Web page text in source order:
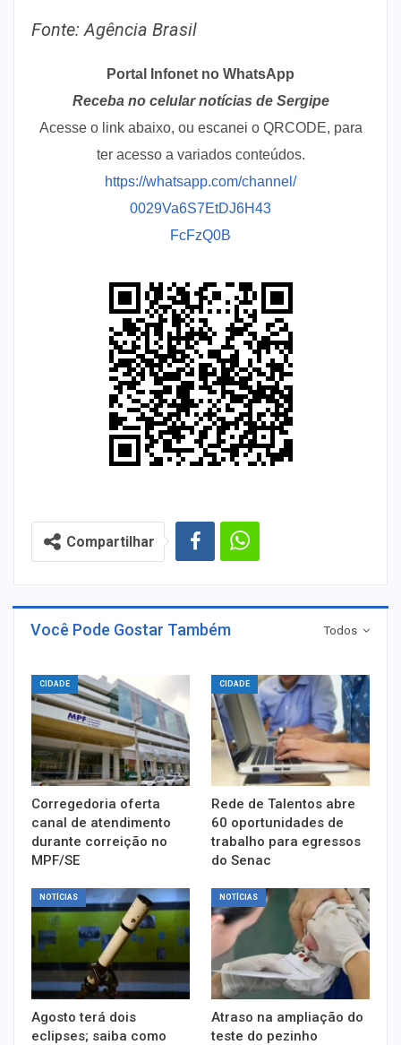
Fonte: Agência Brasil
Portal Infonet no WhatsApp
Receba no celular notícias de Sergipe
Acesse o link abaixo, ou escanei o QRCODE, para
ter acesso a variados conteúdos.
https://whatsapp.com/channel/
0029Va6S7EtDJ6H43
FcFzQ0B
Compartilhar
Todos
Você Pode Gostar Também
CIDADE
Corregedoria oferta
canal de atendimento
durante correição no
MPF/SE
CIDADE
Rede de Talentos abre
60 oportunidades de
trabalho para egressos
do Senac
NOTÍCIAS
Agosto terá dois
eclipses; saiba como
NOTÍCIAS
Atraso na ampliação do
teste do pezinho